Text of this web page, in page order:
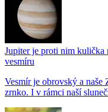
Jupiter je proti nim kulička
vesmíru
Vesmír je obrovský a naše
zrnko. I v rámci naší